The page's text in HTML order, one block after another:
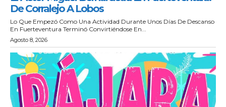
De Corralejo A Lobos
Lo Que Empezó Como Una Actividad Durante Unos Días De Descanso
En Fuerteventura Terminó Convirtiéndose En...
Agosto 8, 2026